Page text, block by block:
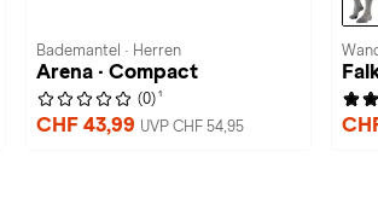
Bademantel · Herren
Arena · Compact
(0) 1
CHF 43,99 UVP CHF 54,95